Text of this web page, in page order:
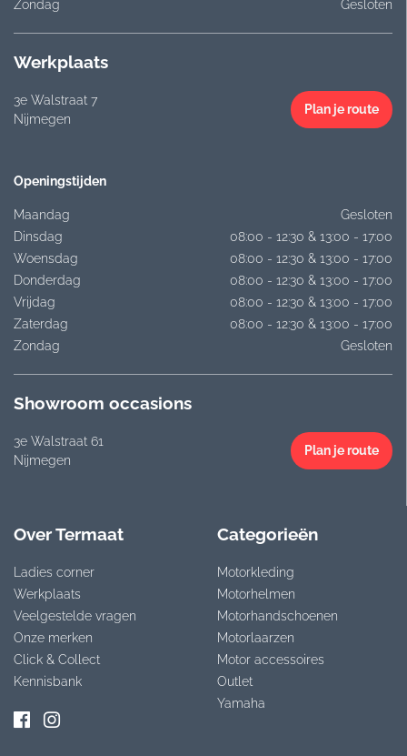
Zondag
Gesloten
Werkplaats
3e Walstraat 7
Nijmegen
Plan je route
Openingstijden
Maandag
Gesloten
Dinsdag
08:00 - 12:30 & 13:00 - 17:00
Woensdag
08:00 - 12:30 & 13:00 - 17:00
Donderdag
08:00 - 12:30 & 13:00 - 17:00
Vrijdag
08:00 - 12:30 & 13:00 - 17:00
Zaterdag
08:00 - 12:30 & 13:00 - 17:00
Zondag
Gesloten
Showroom occasions
3e Walstraat 61
Nijmegen
Plan je route
Over Termaat
Ladies corner
Werkplaats
Veelgestelde vragen
Onze merken
Click & Collect
Kennisbank
Categorieën
Motorkleding
Motorhelmen
Motorhandschoenen
Motorlaarzen
Motor accessoires
Outlet
Yamaha